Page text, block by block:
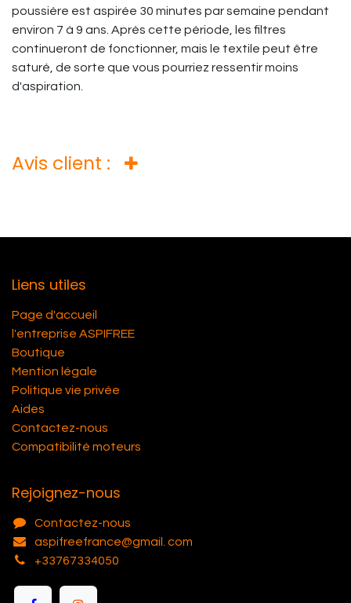
poussière est aspirée 30 minutes par semaine pendant
environ 7 à 9 ans. Après cette période, les filtres
continueront de fonctionner, mais le textile peut être
saturé, de sorte que vous pourriez ressentir moins
d'aspiration.
Avis client :
Liens utiles
Page d'accueil
l'entreprise ASPIFREE
Boutique
Mention légale
Politique vie privée
Aides
Contactez-nous
Compatibilité moteurs
Rejoignez-nous
Contactez-nous
aspifreefrance@gmail. com
+33767334050